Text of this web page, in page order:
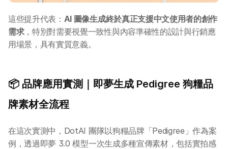
這些提升代表： AI 圖像生成終於真正支援中文使用者的創作
需求，特別對需要視覺一致性與內容準確性的設計與行銷應
用場景，具有實質意義。
📦 品牌應用實測｜即夢生成 Pedigree 狗糧品
牌素材全流程
在這次實測中，DotAI 團隊以狗糧品牌「Pedigree」作為案
例，透過即夢 3.0 模型一次生成多種宣傳素材，包括實拍感